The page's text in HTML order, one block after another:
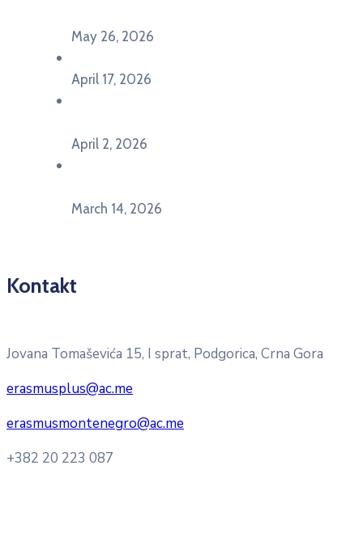
May 26, 2026
April 17, 2026
April 2, 2026
March 14, 2026
Kontakt
Jovana Tomaševića 15, I sprat, Podgorica, Crna Gora
erasmusplus@ac.me
erasmusmontenegro@ac.me
+382 20 223 087